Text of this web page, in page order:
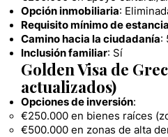
Opción inmobiliaria:
Requisito mínimo de estancia
Camino hacia la ciudadanía:
Inclusión familiar: Sí
Golden Visa de
actualizados)
Opciones de inversión:
€250.000 en bienes raíces
€500.000 en zonas de alta